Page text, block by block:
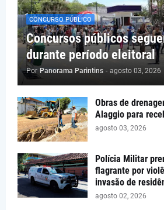
CONCURSO PÚBLICO
Concursos públicos
durante período eleitoral
Por Panorama Parintins - agosto 03, 2026
Obras de
Alaggio para
agosto 03, 2026
Polícia Militar
flagrante por
invasão de
agosto 02, 2026